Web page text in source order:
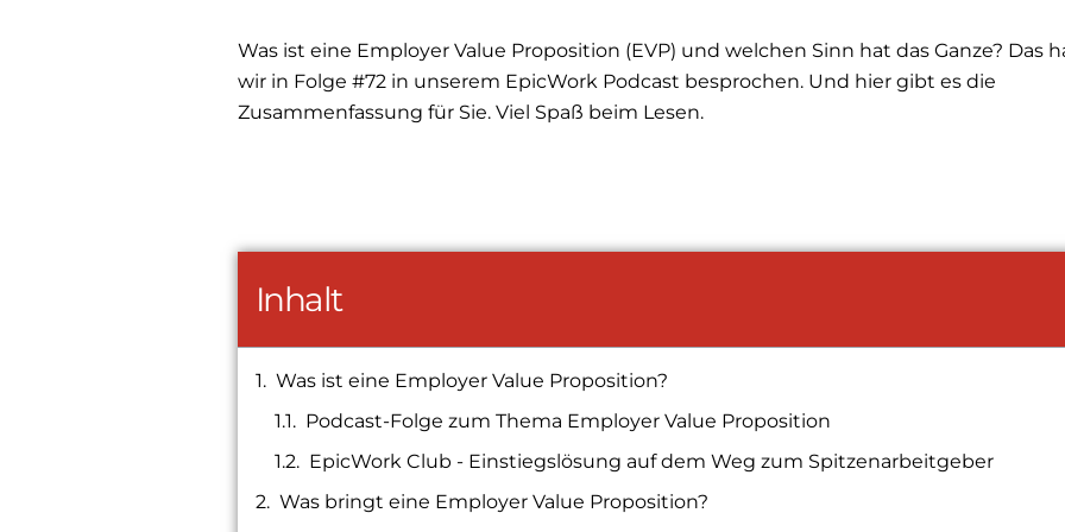
Was ist eine Employer Value Proposition (EVP) und welchen Sinn hat das Ganze? Das
wir in Folge #72 in unserem EpicWork Podcast besprochen. Und hier gibt es die
Zusammenfassung für Sie. Viel Spaß beim Lesen.
Inhalt
Was ist eine Employer Value Proposition?
Podcast-Folge zum Thema Employer Value Proposition
EpicWork Club - Einstiegslösung auf dem Weg zum Spitzenarbeitgeber
Was bringt eine Employer Value Proposition?